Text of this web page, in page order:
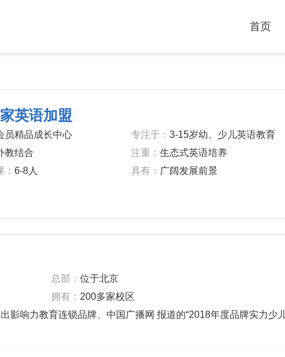
首页
英语加盟
员精品成长中心 专注于： 3-15岁幼、少儿英语教育
教结合 注重： 生态式英语培养
6-8人 具有： 广阔发展前景
总部： 位于北京
拥有： 200多家校区
影响力教育连锁品牌、中国广播网 报道的“2018年度品牌实力少